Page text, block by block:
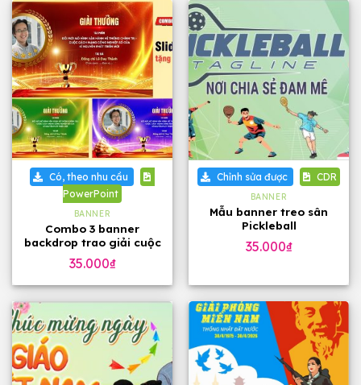
Có, theo nhu cầu
PowerPoint
BANNER
Combo 3 banner
backdrop trao giải cuộc
thi bản PowerPoint
35.000₫
Chỉnh sửa được CDR
BANNER
Mẫu banner treo sân
Pickleball
35.000₫